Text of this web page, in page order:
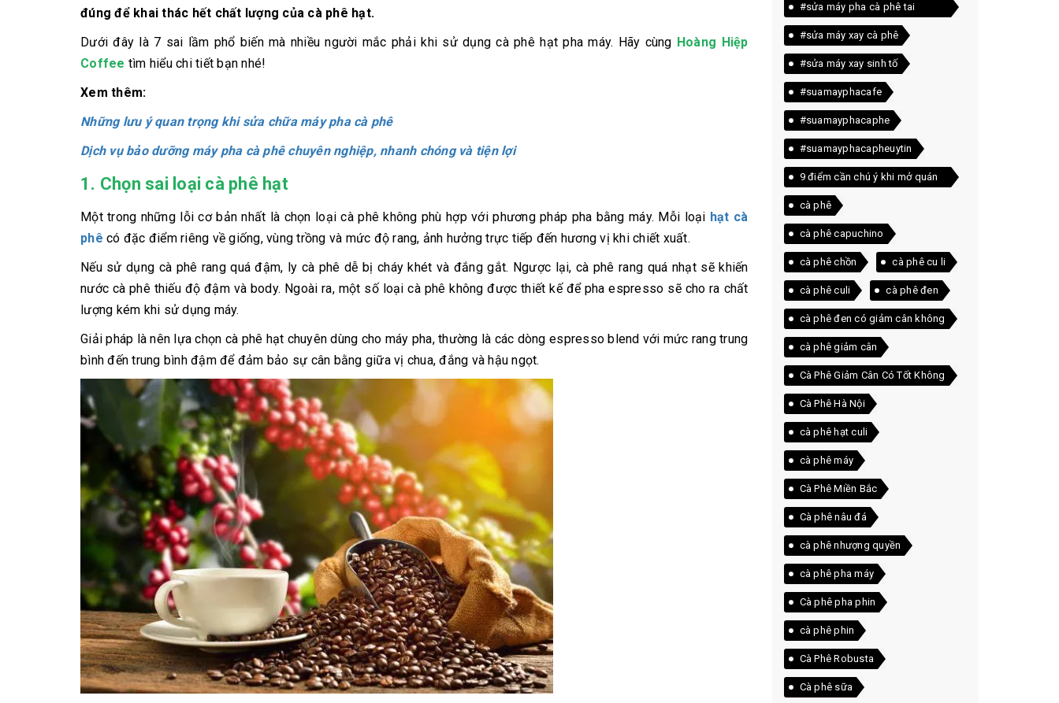
đúng để khai thác hết chất lượng của cà phê hạt.
Dưới đây là 7 sai lầm phổ biến mà nhiều người mắc phải khi sử dụng cà phê hạt pha máy. Hãy cùng Hoàng Hiệp
Coffee tìm hiểu chi tiết bạn nhé!
Xem thêm:
Những lưu ý quan trọng khi sửa chữa máy pha cà phê
Dịch vụ bảo dưỡng máy pha cà phê chuyên nghiệp, nhanh chóng và tiện lợi
1. Chọn sai loại cà phê hạt
Một trong những lỗi cơ bản nhất là chọn loại cà phê không phù hợp với phương pháp pha bằng máy. Mỗi loại hạt cà
phê có đặc điểm riêng về giống, vùng trồng và mức độ rang, ảnh hưởng trực tiếp đến hương vị khi chiết xuất.
Nếu sử dụng cà phê rang quá đậm, ly cà phê dễ bị cháy khét và đắng gắt. Ngược lại, cà phê rang quá nhạt sẽ khiến
nước cà phê thiếu độ đậm và body. Ngoài ra, một số loại cà phê không được thiết kế để pha espresso sẽ cho ra chất
lượng kém khi sử dụng máy.
Giải pháp là nên lựa chọn cà phê hạt chuyên dùng cho máy pha, thường là các dòng espresso blend với mức rang trung
bình đến trung bình đậm để đảm bảo sự cân bằng giữa vị chua, đắng và hậu ngọt.
#sửa máy pha cà phê tai
quảng trị
#sửa máy xay cà phê
#sửa máy xay sinh tố
#suamayphacafe
#suamayphacaphe
#suamayphacapheuytin
9 điểm cần chú ý khi mở quán
cà phê
cà phê
cà phê capuchino
cà phê chồn cà phê cu li
cà phê culi cà phê đen
cà phê đen có giảm cân không
cà phê giảm cân
Cà Phê Giảm Cân Có Tốt Không
Cà Phê Hà Nội
cà phê hạt culi
cà phê máy
Cà Phê Miền Bắc
Cà phê nâu đá
cà phê nhượng quyền
cà phê pha máy
Cà phê pha phin
cà phê phin
Cà Phê Robusta
Cà phê sữa